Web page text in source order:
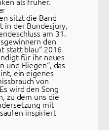
sitzt die Band
in der Bundesjury,
am 31.
den
statt blau“ 2016
für ihr neues
und Fliegen“, das
ein eigenes
von
wird den Song
zu dem uns die
mit
inspiriert